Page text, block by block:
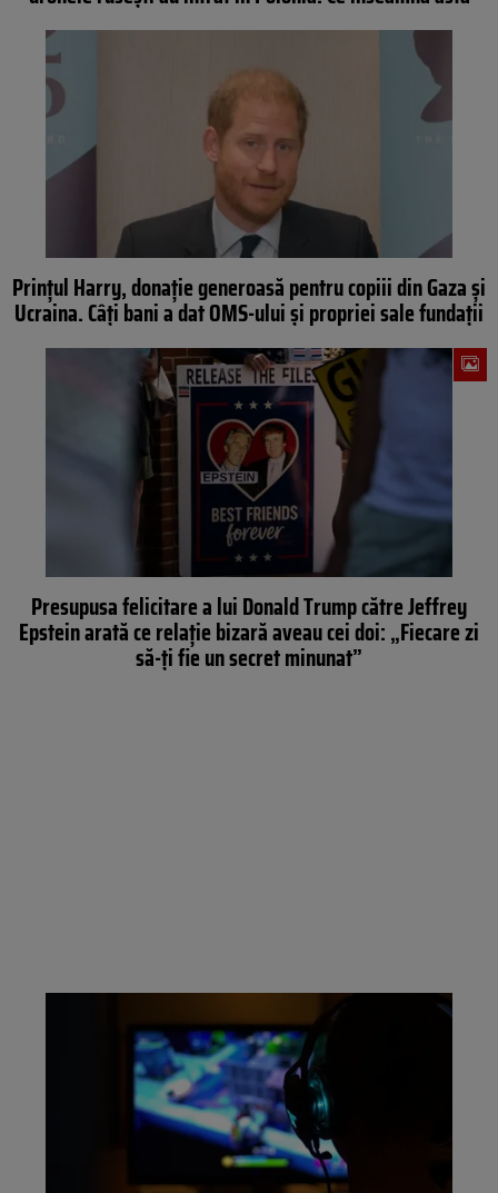
Prințul Harry, donație generoasă pentru copiii din Gaza şi
Ucraina. Câți bani a dat OMS-ului și propriei sale fundații
Presupusa felicitare a lui Donald Trump către Jeffrey
Epstein arată ce relație bizară aveau cei doi: „Fiecare zi
să-ți fie un secret minunat”